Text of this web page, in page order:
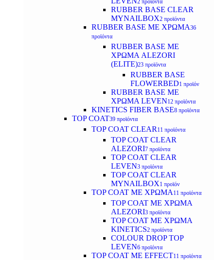
2 προϊόντα
RUBBER BASE CLEAR
MYNAILBOX2 προϊόντα
RUBBER BASE ΜΕ ΧΡΩΜΑ36
προϊόντα
RUBBER BASE ΜΕ
ΧΡΩΜΑ ALEZORI
(ELITE)23 προϊόντα
RUBBER BASE
FLOWERBED1 προϊόν
RUBBER BASE ΜΕ
ΧΡΩΜΑ LEVEN12 προϊόντα
KINETICS FIBER BASE8 προϊόντα
TOP COAT39 προϊόντα
TOP COAT CLEAR 11 προϊόντα
TOP COAT CLEAR
ALEZORI7 προϊόντα
TOP COAT CLEAR
LEVEN3 προϊόντα
TOP COAT CLEAR
MYNAILBOX1 προϊόν
TOP COAT ΜΕ ΧΡΩΜΑ 11 προϊόντα
TOP COAT ΜΕ ΧΡΩΜΑ
ALEZORI3 προϊόντα
TOP COAT ΜΕ ΧΡΩΜΑ
KINETICS2 προϊόντα
COLOUR DROP TOP
LEVEN6 προϊόντα
TOP COAT ΜΕ EFFECT11 προϊόντα